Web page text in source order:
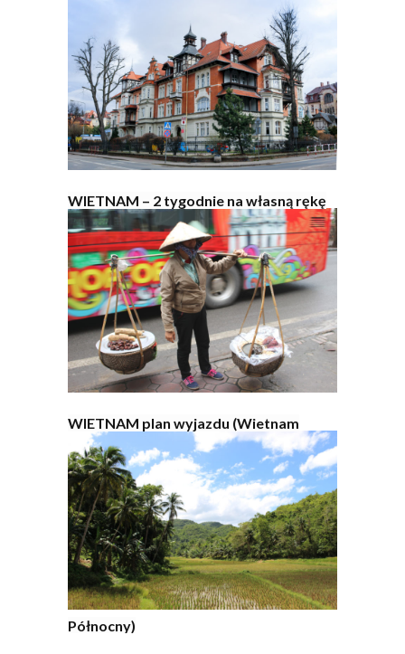
WIETNAM – 2 tygodnie na własną rękę
WIETNAM plan wyjazdu (Wietnam
Północny)